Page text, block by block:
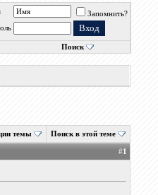
Запомнить?
Поиск
темы Поиск в этой теме
#1